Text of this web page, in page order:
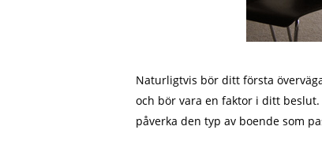
Naturligtvis bör ditt första
och bör vara en faktor i ditt
påverka den typ av boende som